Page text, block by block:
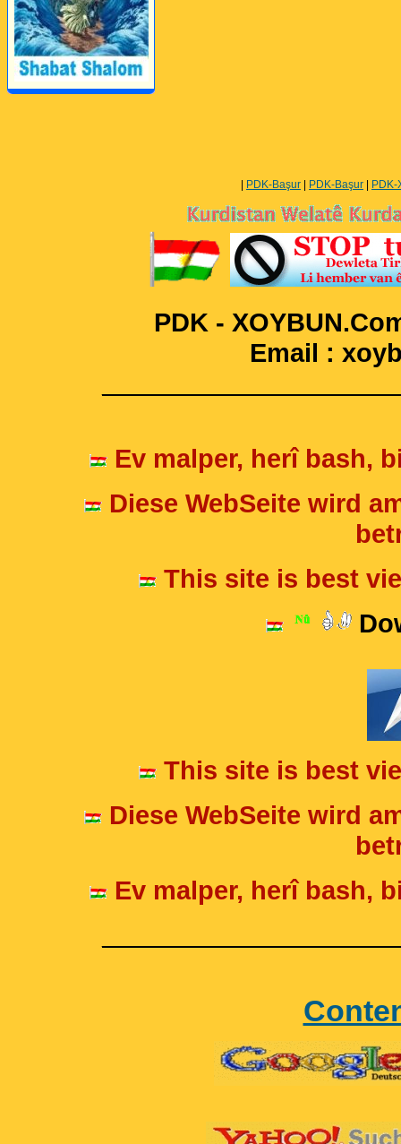
PDK-Başur PDK-Başur
PDK -
Email :
Ev malper, herî bash,
Diese WebSeite wird
This site is best
This site is best
Diese WebSeite wird
Ev malper, herî bash,